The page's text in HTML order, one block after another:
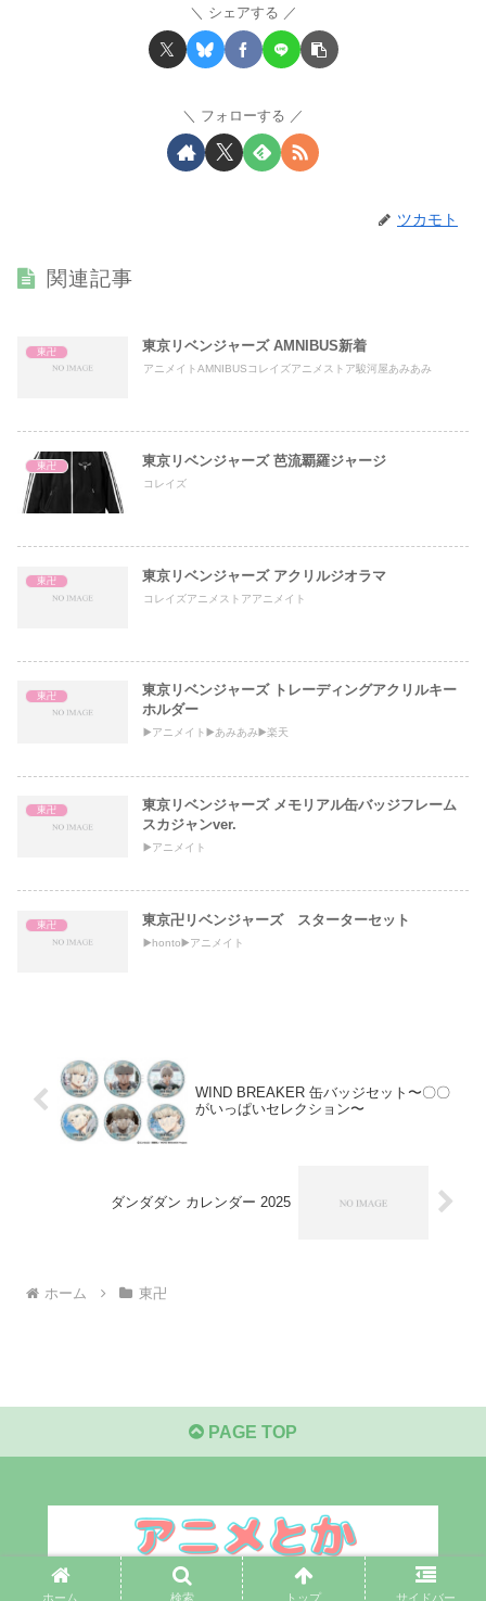
シェアする
フォローする
ツカモト
関連記事
東卍 東京リベンジャーズ AMNIBUS新着
アニメイトAMNIBUSコレイズアニメストア駿河屋あみあみ
東卍 東京リベンジャーズ 芭流覇羅ジャージ
コレイズ
東卍 東京リベンジャーズ アクリルジオラマ
コレイズアニメストアアニメイト
東卍
東京リベンジャーズ トレーディングアクリルキー
ホルダー
▶️アニメイト▶️あみあみ▶️楽天
東卍
東京リベンジャーズ メモリアル缶バッジフレーム
スカジャンver.
▶️アニメイト
東卍 東京卍リベンジャーズ スターターセット
▶️honto▶️アニメイト
WIND BREAKER 缶バッジセット〜〇〇
がいっぱいセレクション〜
ダンダダン カレンダー 2025
ホーム 東卍
PAGE TOP
© 2021 アニメとか.
ホーム 検索 トップ サイドバー